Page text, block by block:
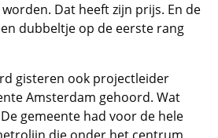
Dat heeft zijn prijs. En de
dubbeltje op de eerste rang
gisteren ook projectleider
Amsterdam gehoord. Wat
gemeente had voor de hele